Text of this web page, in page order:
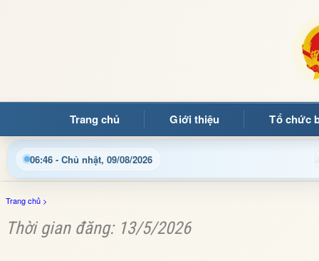
Trang chủ Giới thiệu Tổ chức
06:46 - Chủ nhật, 09/08/2026
Ảng Cập nhật thông tin điều hành, thủ tục hành
Trang chủ >
Thời gian đăng: 13/5/2026